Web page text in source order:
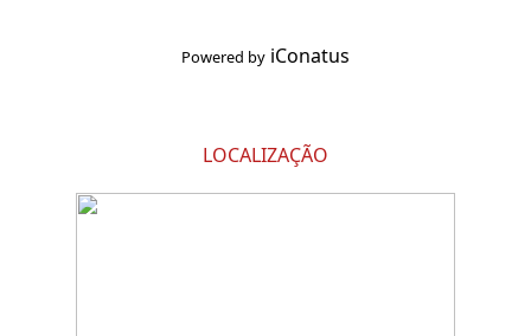
Powered by iConatus
LOCALIZAÇÃO